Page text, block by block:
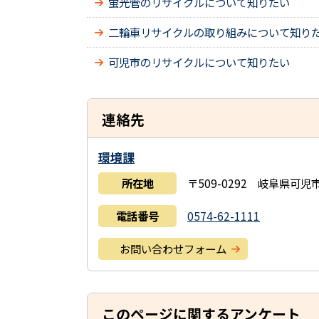
二輪車リサイクルの取り組みについて知り
可児市のリサイクルについて知りたい
連絡先
環境課
所在地 〒509-0292 岐阜県可児
電話番号 0574-62-1111
お問い合わせフォーム
このページに関するアンケート